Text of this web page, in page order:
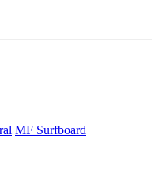
MF Surfboard